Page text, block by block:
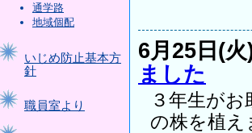
通学路
地域個配
いじめ防止基本方
針
職員室より
6月25日(
ました
３年生が
の株を植え